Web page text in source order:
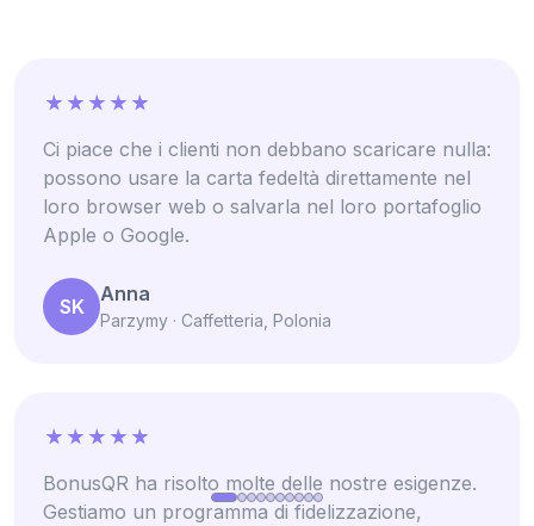
Ci piace che i clienti non debbano scaricare nulla:
possono usare la carta fedeltà direttamente nel
loro browser web o salvarla nel loro portafoglio
Apple o Google.
SK
Anna
Parzymy · Caffetteria, Polonia
BonusQR ha risolto molte delle nostre esigenze.
Gestiamo un programma di fidelizzazione,